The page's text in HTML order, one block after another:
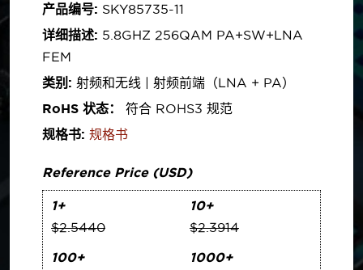
产品编号: SKY85735-11
详细描述: 5.8GHZ 256QAM PA+SW+LNA
FEM
类别: 射频和无线 | 射频前端（LNA + PA）
RoHS 状态：
符合 ROHS3 规范
规格书: 规格书
Reference Price (USD)
1+
$2.5440
10+
$2.3914
100+
1000+